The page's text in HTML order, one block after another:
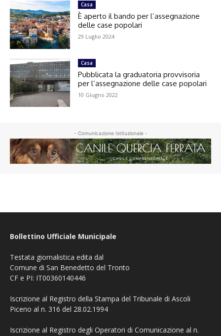
Casa
È aperto il bando per l’assegnazione
delle case popolari
29 Luglio 2024
Casa
Pubblicata la graduatoria provvisoria
per l’assegnazione delle case popolari
10 Giugno 2022
- Comunicazione Istituzionale -
Bollettino Ufficiale Municipale
Testata giornalistica edita dal
Comune di San Benedetto del Tronto
CF e PI: IT00360140446
Iscrizione al Registro della Stampa del Tribunale di Ascoli
Piceno al n. 316 del 28.02.1994
Iscrizione al Registro degli Operatori di Comunicazione al n.